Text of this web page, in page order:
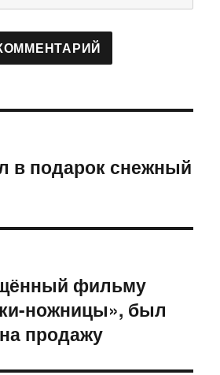
в подарок снежный
фильму
ножницы», был
продажу